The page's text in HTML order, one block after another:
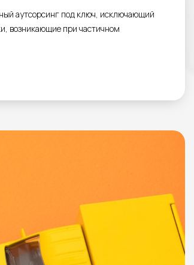
аутсорсинг под ключ, исключающий
возникающие при частичном